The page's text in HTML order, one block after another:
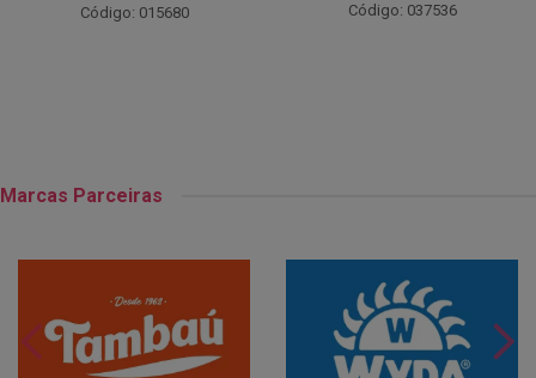
Código: 037536 Código: 001124
Marcas Parceiras